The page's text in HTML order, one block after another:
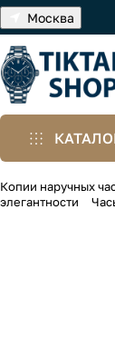
Москва
Копии наручных
элегантности